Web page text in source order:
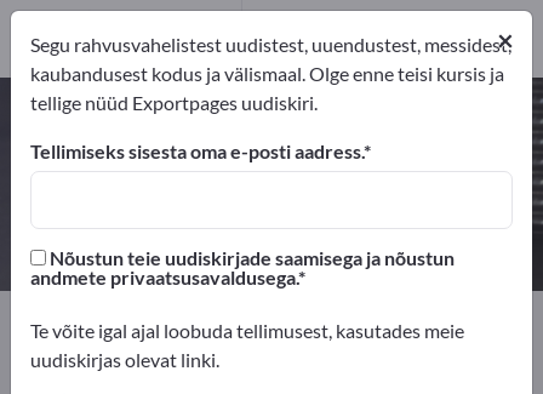
Stantsdetailid – leidke tootjaid ja
tarnijaid
Tootja8
Turustajat1
Exportpages Komponendid ja Osad
Tarnedetailid
Stantsdetailid
×
Segu rahvusvahelistest uudistest, uuendustest, messidest,
kaubandusest kodus ja välismaal. Olge enne teisi kursis ja
tellige nüüd Exportpages uudiskiri.
Tellimiseks sisesta oma e-posti aadress.
Nõustun teie uudiskirjade saamisega ja nõustun
andmete privaatsusavaldusega.
Te võite igal ajal loobuda tellimusest, kasutades meie
uudiskirjas olevat linki.